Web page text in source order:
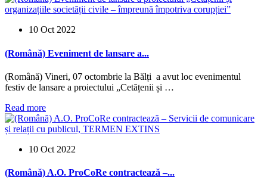
10 Oct 2022
(Română) Eveniment de lansare a...
(Română) Vineri, 07 octombrie la Bălți a avut loc evenimentul
festiv de lansare a proiectului „Cetățenii și …
Read more
10 Oct 2022
(Română) A.O. ProCoRe contractează –...